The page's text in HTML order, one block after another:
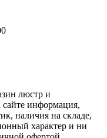
люстр и
сайте информация,
наличия на складе,
характер и ни